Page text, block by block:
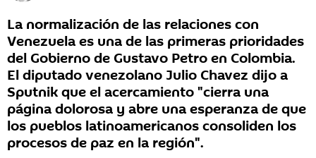
La normalización de las relaciones con
Venezuela es una de las primeras prioridades
del Gobierno de Gustavo Petro en Colombia.
El diputado venezolano Julio Chavez dijo a
Sputnik que el acercamiento "cierra una
página dolorosa y abre una esperanza de que
los pueblos latinoamericanos consoliden los
procesos de paz en la región".